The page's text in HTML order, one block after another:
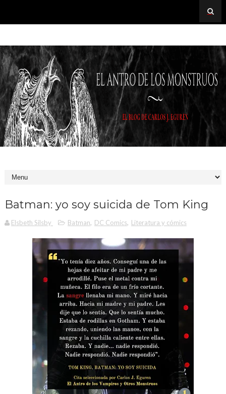
Batman: yo soy suicida de Tom King
Elsbeth Silsby Batman, DC Comics, Literatura y cómics